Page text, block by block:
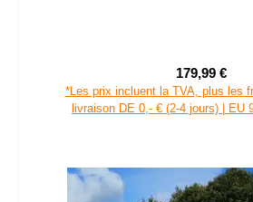
Prix de
179,99 €
*Les prix incluent la TVA, plus les
livraison DE 0,- € (2-4 jours) | EU